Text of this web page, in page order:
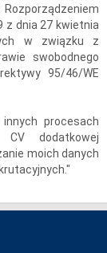
z dnia 27 kwietnia
w związku z
swobodnego
95/46/WE
procesach
dodatkowej
moich danych